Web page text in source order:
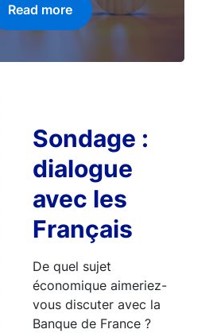
Read more
Sondage :
dialogue
avec les
Français
De quel sujet
économique aimeriez-
vous discuter avec la
Banque de France ?